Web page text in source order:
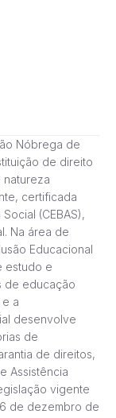
Nóbrega de
de direito
natureza
certificada
(CEBAS),
Na área de
Educacional
estudo e
de educação
a
desenvolve
de
de direitos,
Assistência
vigente
de dezembro de